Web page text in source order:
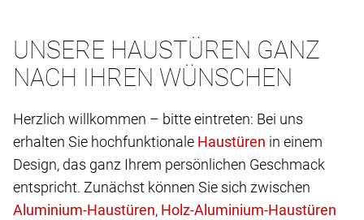
UNSERE HAUSTÜREN GANZ
NACH IHREN WÜNSCHEN
Herzlich willkommen – bitte eintreten: Bei uns
erhalten Sie hochfunktionale
in einem
Design, das ganz Ihrem persönlichen Geschmack
entspricht. Zunächst können Sie sich zwischen
,